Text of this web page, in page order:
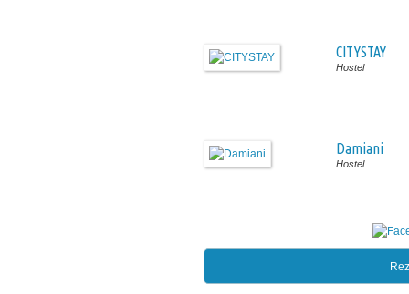
CITYSTAY
Hostel
Damiani
Hostel